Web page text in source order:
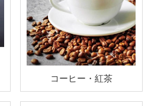
コーヒー・紅茶